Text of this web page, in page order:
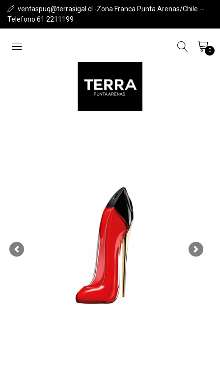
ventaspuq@terrasigal.cl -Zona Franca Punta Arenas/Chile --
Telefono 61 2211199
0
Previous Next